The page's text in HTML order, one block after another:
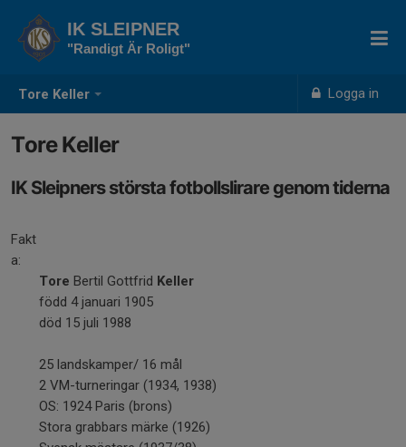
Tore Keller Logga in
IK SLEIPNER
"Randigt Är Roligt"
Tore Keller
IK Sleipners största fotbollslirare genom tiderna
Fakt
a:
Tore Bertil Gottfrid Keller
född 4 januari 1905
död 15 juli 1988
25 landskamper/ 16 mål
2 VM-turneringar (1934, 1938)
OS: 1924 Paris (brons)
Stora grabbars märke (1926)